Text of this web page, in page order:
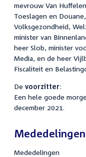
mevrouw Van
Toeslagen en
Volksgezondheid,
minister van
heer Slob, minister
Media, en de heer
Fiscaliteit en
De voorzitter:
Een hele goede
december 2021.
Mededelingen
Mededelingen